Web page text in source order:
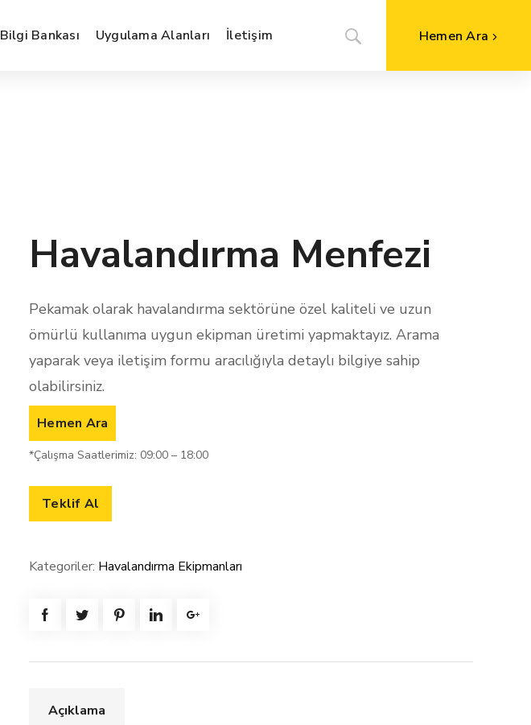
Bilgi Bankası Uygulama Alanları İletişim Hemen Ara
Havalandırma Menfezi
Pekamak olarak havalandırma sektörüne özel kaliteli ve uzun
ömürlü kullanıma uygun ekipman üretimi yapmaktayız. Arama
yaparak veya iletişim formu aracılığıyla detaylı bilgiye sahip
olabilirsiniz.
Hemen Ara
*Çalışma Saatlerimiz: 09:00 – 18:00
Teklif Al
Kategoriler: Havalandırma Ekipmanları
Açıklama